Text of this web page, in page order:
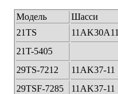
Модель
Шасси
21TS
11AK30А11
21T-5405
29TS-7212
11AK37-11
29TSF-7285
11AK37-11